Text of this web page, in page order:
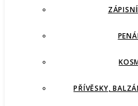
PŘÍVĚSKY,